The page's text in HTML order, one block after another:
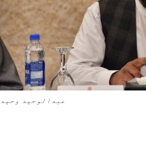
عبدالوحيد وحيد